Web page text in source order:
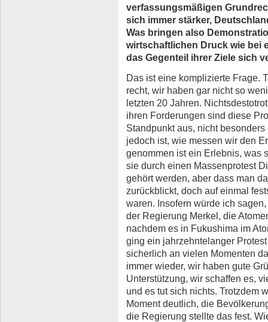
verfassungsmäßigen
sich immer stärker,
Was bringen also
wirtschaftlichen Druck wie bei
das Gegenteil ihrer Ziele sich
Das ist eine komplizierte Frage.
recht, wir haben gar nicht so
letzten 20 Jahren.
ihren Forderungen sind diese
Standpunkt aus, nicht
jedoch ist, wie messen wir den
genommen ist ein Erlebnis, was
sie durch einen Massenprotest
gehört werden, aber dass man
zurückblickt, doch auf einmal
waren. Insofern würde ich
der Regierung Merkel, die
nachdem es in Fukushima im
ging ein jahrzehntelanger
sicherlich an vielen Momenten
immer wieder, wir haben gute
Unterstützung, wir schaffen es,
und es tut sich nichts. Trotzdem
Moment deutlich, die
die Regierung stellte das fest.